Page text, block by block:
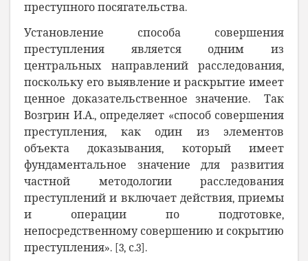
преступного посягательства.
Установление способа совершения
преступления является одним из
центральных направлений расследования,
поскольку его выявление и раскрытие имеет
ценное доказательственное значение. Так
Возгрин И.А., определяет «способ совершения
преступления, как один из элементов
объекта доказывания, который имеет
фундаментальное значение для развития
частной методологии расследования
преступлений и включает действия, приемы
и операции по подготовке,
непосредственному совершению и сокрытию
преступления». [3, с.3].